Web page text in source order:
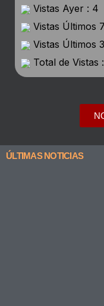
Vistas Ayer : 4
Vistas Últimos
Vistas Últimos
Total de Vistas
ÚLTIMAS NOTICIAS